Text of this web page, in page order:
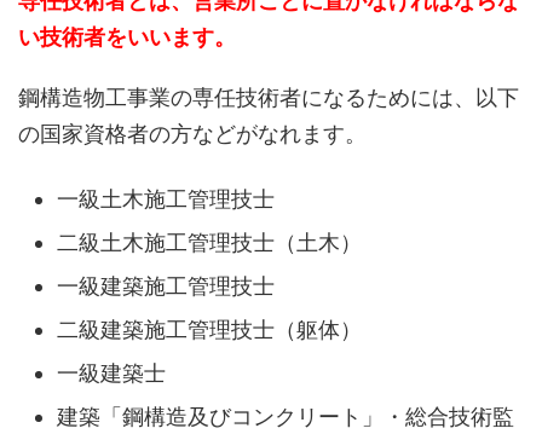
い技術者をいいます。
鋼構造物工事業の専任技術者になるためには、以下
の国家資格者の方などがなれます。
一級土木施工管理技士
二級土木施工管理技士（土木）
一級建築施工管理技士
二級建築施工管理技士（躯体）
一級建築士
建築「鋼構造及びコンクリート」・総合技術監